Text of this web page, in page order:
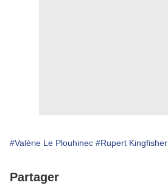
#Valérie Le Plouhinec #Rupert Kingfisher
Partager